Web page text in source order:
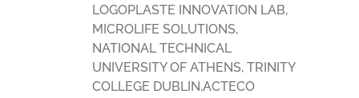
LOGOPLASTE INNOVATION LAB,
MICROLIFE SOLUTIONS,
NATIONAL TECHNICAL
UNIVERSITY OF ATHENS, TRINITY
COLLEGE DUBLIN,ACTECO